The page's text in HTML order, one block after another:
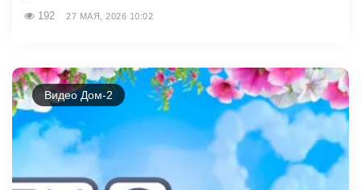
192 27 МАЯ, 2026 10:02
Видео Дом-2